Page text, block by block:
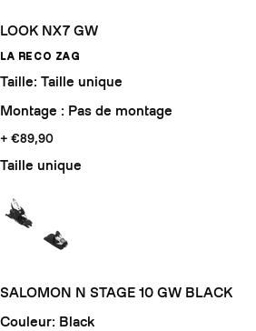
LOOK NX7 GW
LA RECO ZAG
Taille: Taille unique
Montage : Pas de montage
+ €89,90
Taille unique
SALOMON N STAGE 10 GW BLACK
Couleur: Black